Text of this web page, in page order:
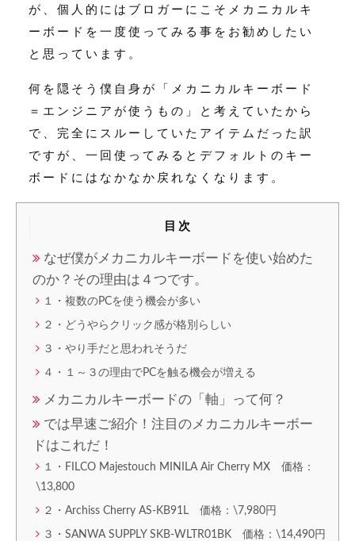
が、個人的にはブロガーにこそメカニカルキ
ーボードを一度使ってみる事をお勧めしたい
と思っています。
何を隠そう僕自身が「メカニカルキーボード
＝エンジニアが使うもの」と考えていたから
で、完全にスルーしていたアイテムだった訳
ですが、一回使ってみるとデフォルトのキー
ボードにはなかなか戻れなくなります。
目次
なぜ僕がメカニカルキーボードを使い始めた
のか？その理由は４つです。
１・複数のPCを使う機会が多い
２・どうやらクリック感が格別らしい
３・やり手だと思われそうだ
４・１～３の理由でPCを触る機会が増える
メカニカルキーボードの「軸」って何？
では早速ご紹介！注目のメカニカルキーボー
ドはこれだ！
１・FILCO Majestouch MINILA Air Cherry MX 価格：
\13,800
２・Archiss Cherry AS-KB91L 価格：\7,980円
３・SANWA SUPPLY SKB-WLTR01BK 価格：\14,490円